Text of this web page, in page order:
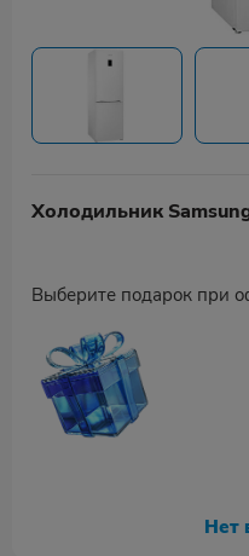
Холодильник
Выберите подарок при
Нет